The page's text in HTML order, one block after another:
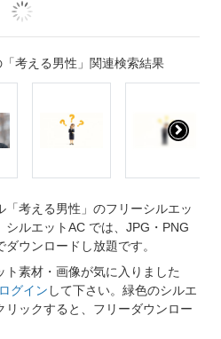
考える男性」関連検索結果
考える男性」のフリーシルエッ
シルエットAC では、JPG・PNG
ウンロードし放題です。
素材・画像が気に入りました
グイン して下さい。緑色のシルエ
リックすると、フリーダウンロー